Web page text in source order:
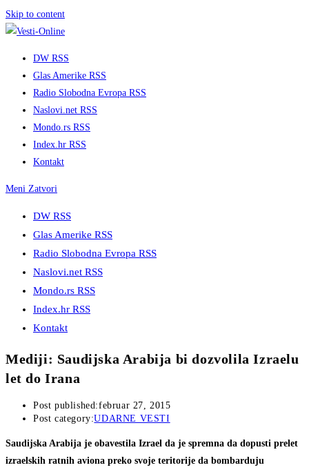
Skip to content
DW RSS
Glas Amerike RSS
Radio Slobodna Evropa RSS
Naslovi.net RSS
Mondo.rs RSS
Index.hr RSS
Kontakt
Meni Zatvori
DW RSS
Glas Amerike RSS
Radio Slobodna Evropa RSS
Naslovi.net RSS
Mondo.rs RSS
Index.hr RSS
Kontakt
Mediji: Saudijska Arabija bi dozvolila Izraelu
let do Irana
Post published:februar 27, 2015
Post category:UDARNE VESTI
Saudijska Arabija je obavestila Izrael da je spremna da dopusti prelet
izraelskih ratnih aviona preko svoje teritorije da bombarduju